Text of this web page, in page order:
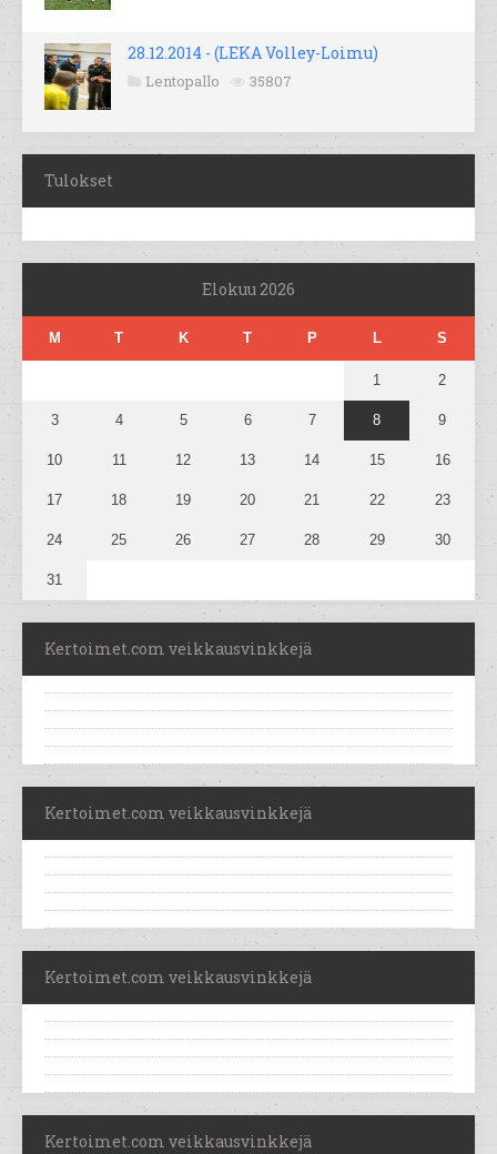
28.12.2014 - (LEKA Volley-Loimu)
Lentopallo 35807
Tulokset
Elokuu 2026
M T K T P L S
1 2
3 4 5 6 7 8 9
10 11 12 13 14 15 16
17 18 19 20 21 22 23
24 25 26 27 28 29 30
31
Kertoimet.com veikkausvinkkejä
Kertoimet.com veikkausvinkkejä
Kertoimet.com veikkausvinkkejä
Kertoimet.com veikkausvinkkejä